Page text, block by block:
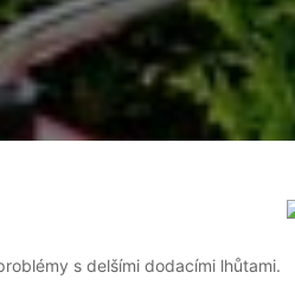
s delšími dodacími lhůtami.